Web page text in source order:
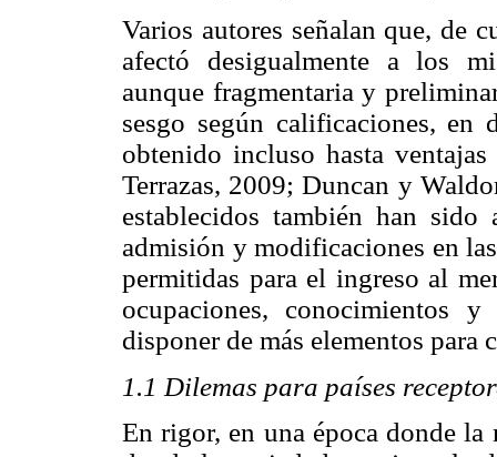
Varios autores señalan que, de
afectó desigualmente a los
aunque fragmentaria y
sesgo según calificaciones, en
obtenido incluso hasta
Terrazas, 2009; Duncan y
establecidos también han
admisión y modificaciones en
permitidas para el ingreso al
ocupaciones, conocimientos
disponer de más elementos para
1.1 Dilemas para países
En rigor, en una época donde